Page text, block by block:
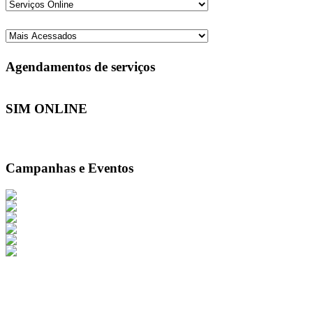
Agendamentos de serviços
SIM ONLINE
Campanhas e Eventos